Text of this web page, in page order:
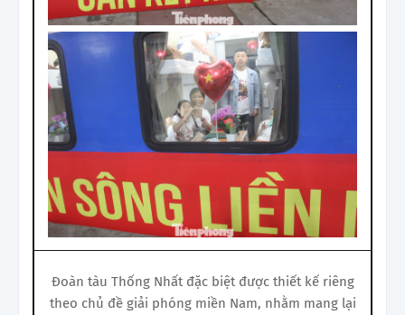
Đoàn tàu Thống Nhất đặc biệt được thiết kế riêng
theo chủ đề giải phóng miền Nam, nhằm mang lại